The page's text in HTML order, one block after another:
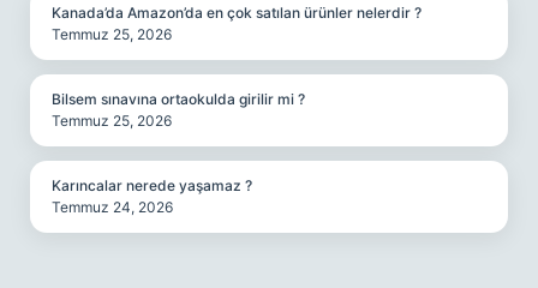
Kanada’da Amazon’da en çok satılan ürünler nelerdir ?
Temmuz 25, 2026
Bilsem sınavına ortaokulda girilir mi ?
Temmuz 25, 2026
Karıncalar nerede yaşamaz ?
Temmuz 24, 2026